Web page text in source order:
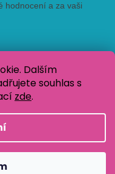
Dalším
souhlas s
zde.
Baja Design. Všechna